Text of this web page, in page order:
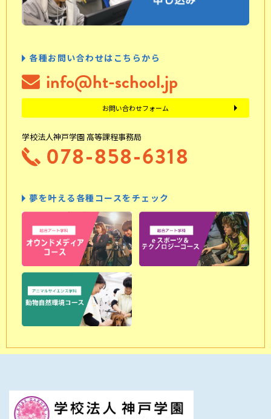
各種お問い合わせはこちらから
info@ht-school.jp
お問い合わせフォーム
学校法人神戸学園 高等課程事務局
078-858-6318
夢を叶える各種コースをチェック